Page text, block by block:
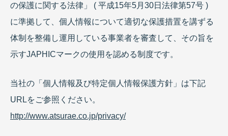
の保護に関する法律」 ( 平成15年5月30日法律第57号 )
に準拠して、個人情報について適切な保護措置を講ずる
体制を整備し運用している事業者を審査して、その旨を
示すJAPHICマークの使用を認める制度です。
当社の「個人情報及び特定個人情報保護方針」は下記
URLをご参照ください。
http://www.atsurae.co.jp/privacy/